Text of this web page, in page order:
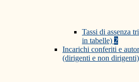
Tassi di assenza
in tabelle) 2
Incarichi conferiti e
(dirigenti e non dirigenti)